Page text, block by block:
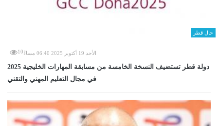
حال قطر
الأحد 19 أكتوبر 2025 06:40 مساءً 10
دولة قطر تستضيف النسخة الخامسة من مسابقة المهارات الخليجية 2025
في مجال التعليم المهني والتقني